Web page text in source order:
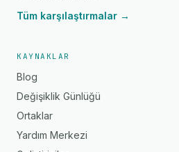
Tüm karşılaştırmalar →
KAYNAKLAR
Blog
Değişiklik Günlüğü
Ortaklar
Yardım Merkezi